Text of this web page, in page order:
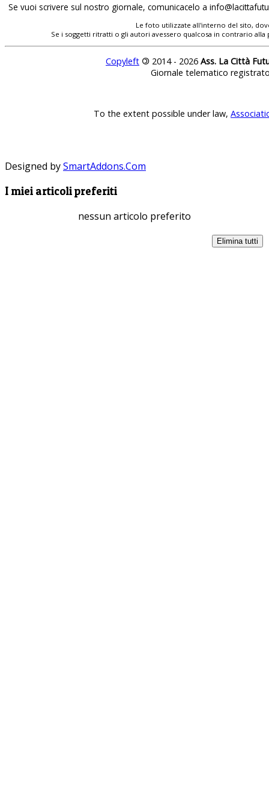
Se vuoi scrivere sul nostro giornale, comunicacelo a
Le foto utilizzate all'interno del sito,
Se i soggetti ritratti o gli autori avessero qualcosa in contrario
Copyleft © 2014 - 2026 Ass. La Città
Giornale telematico
To the extent possible under law,
Designed bySmartAddons.Com
I miei articoli preferiti
nessun articolo preferito